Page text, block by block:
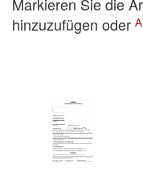
Markieren Sie die
hinzuzufügen oder